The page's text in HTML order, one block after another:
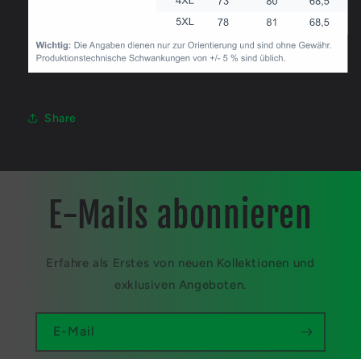
Share
E-Mails abonnieren
Erfahre als Erstes von neuen Kollektionen und
exklusiven Angeboten.
E-Mail